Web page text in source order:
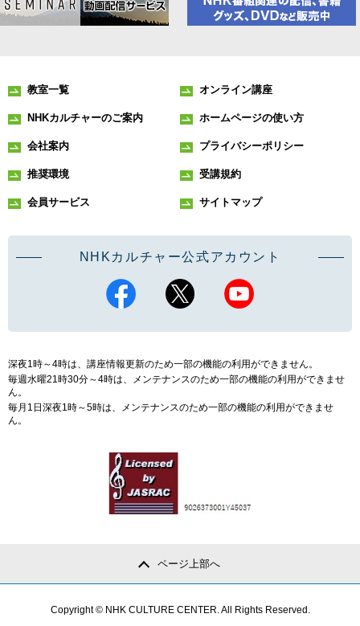
教室一覧 オンライン講座
NHKカルチャーのご案内 ホームページの使い方
会社案内 プライバシーポリシー
推奨環境 受講規約
会員サービス サイトマップ
NHKカルチャー公式アカウント
深夜1時～4時は、講座情報更新のため一部の機能の利用ができません。
毎週水曜21時30分～4時は、メンテナンスのため一部の機能の利用ができませ
ん。
毎月1日深夜1時～5時は、メンテナンスのため一部の機能の利用ができませ
ん。
ページ上部へ
Copyright © NHK CULTURE CENTER. All Rights Reserved.